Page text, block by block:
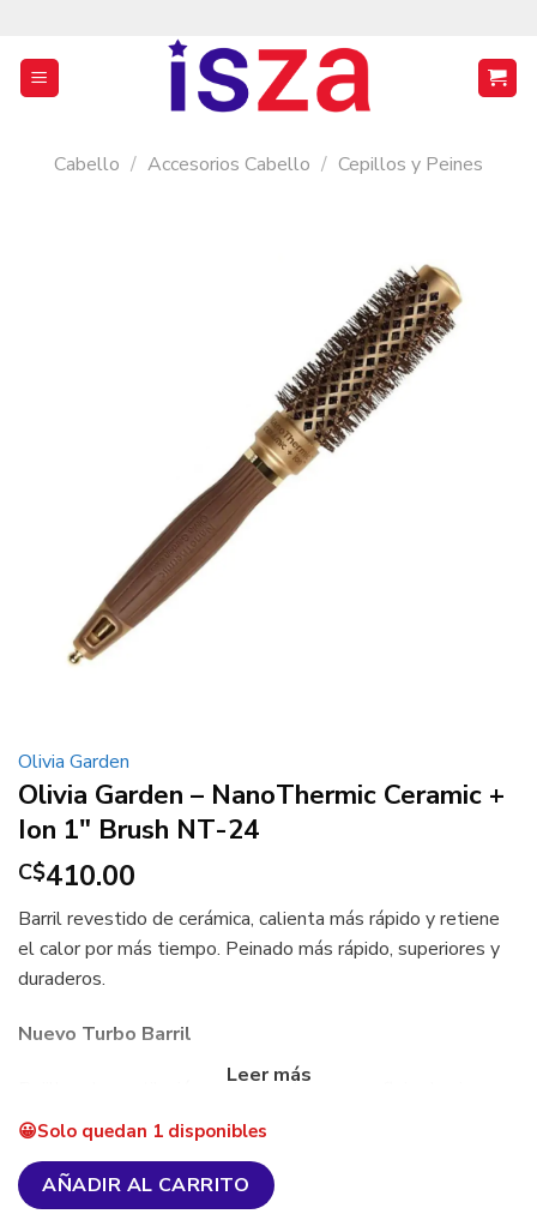
contenido
Cabello / Accesorios Cabello / Cepillos y Peines
Olivia Garden
Olivia Garden – NanoThermic Ceramic +
Ion 1″ Brush NT-24
C$410.00
Barril revestido de cerámica, calienta más rápido y retiene
el calor por más tiempo. Peinado más rápido, superiores y
duraderos.
Nuevo Turbo Barril
Rejillas de ventilación extragrandes: mayor flujo de aire.
Reduce el tiempo de secado.
Tecnología de iones de turmalina
Solo quedan 1 disponibles
AÑADIR AL CARRITO